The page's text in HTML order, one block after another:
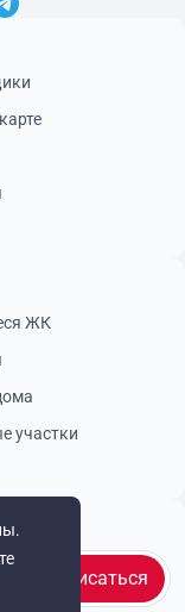
Подписаться
ЖК
участки